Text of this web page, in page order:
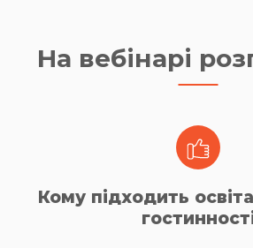
На вебінарі
Кому підходить освіта